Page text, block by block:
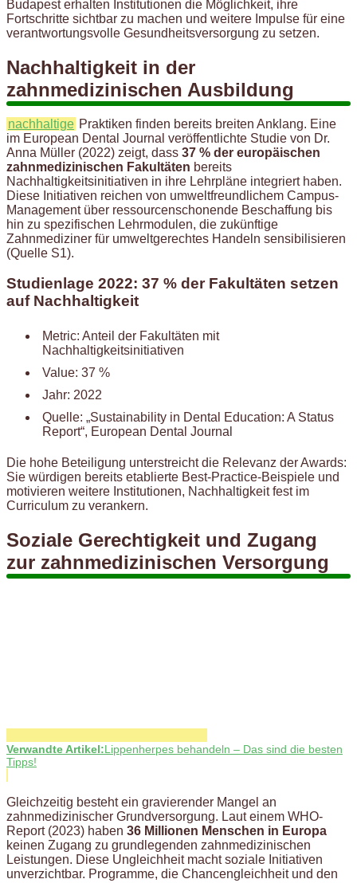
Budapest erhalten Institutionen die Möglichkeit, ihre
Fortschritte sichtbar zu machen und weitere Impulse für eine
verantwortungsvolle Gesundheitsversorgung zu setzen.
Nachhaltigkeit in der
zahnmedizinischen Ausbildung
nachhaltige Praktiken finden bereits breiten Anklang. Eine
im European Dental Journal veröffentlichte Studie von Dr.
Anna Müller (2022) zeigt, dass 37 % der europäischen
zahnmedizinischen Fakultäten bereits
Nachhaltigkeitsinitiativen in ihre Lehrpläne integriert haben.
Diese Initiativen reichen von umweltfreundlichem Campus-
Management über ressourcenschonende Beschaffung bis
hin zu spezifischen Lehrmodulen, die zukünftige
Zahnmediziner für umweltgerechtes Handeln sensibilisieren
(Quelle S1).
Studienlage 2022: 37 % der Fakultäten setzen
auf Nachhaltigkeit
Metric: Anteil der Fakultäten mit
Nachhaltigkeitsinitiativen
Value: 37 %
Jahr: 2022
Quelle: „Sustainability in Dental Education: A Status
Report“, European Dental Journal
Die hohe Beteiligung unterstreicht die Relevanz der Awards:
Sie würdigen bereits etablierte Best-Practice-Beispiele und
motivieren weitere Institutionen, Nachhaltigkeit fest im
Curriculum zu verankern.
Soziale Gerechtigkeit und Zugang
zur zahnmedizinischen Versorgung
Verwandte Artikel:Lippenherpes behandeln – Das sind die besten
Tipps!
Gleichzeitig besteht ein gravierender Mangel an
zahnmedizinischer Grundversorgung. Laut einem WHO-
Report (2023) haben 36 Millionen Menschen in Europa
keinen Zugang zu grundlegenden zahnmedizinischen
Leistungen. Diese Ungleichheit macht soziale Initiativen
unverzichtbar. Programme, die Chancengleichheit und den